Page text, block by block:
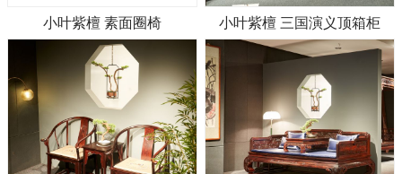
小叶紫檀 素面圈椅 小叶紫檀 三国演义顶箱柜